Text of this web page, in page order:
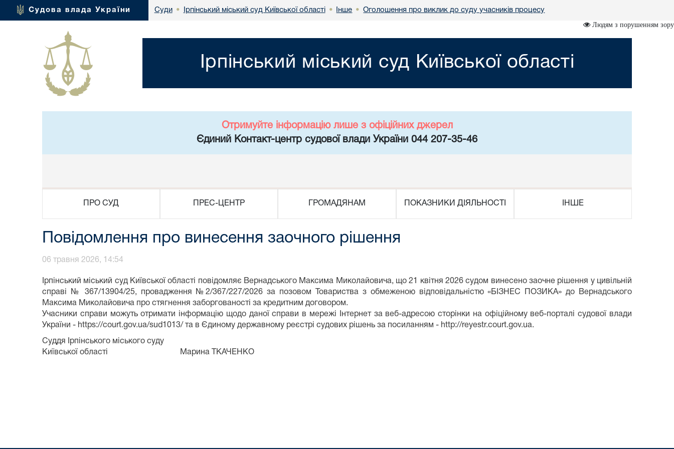
Судова влада України Суди • Ірпінський міський суд Київської області • Інше • Оголошення про виклик до суду учасників процесу
Людям з порушенням зору
Ірпінський міський суд Київської області
Отримуйте інформацію лише з офіційних джерел
Єдиний Контакт-центр судової влади України 044 207-35-46
ПРО СУД ПРЕС-ЦЕНТР ГРОМАДЯНАМ ПОКАЗНИКИ ДІЯЛЬНОСТІ ІНШЕ
Повідомлення про винесення заочного рішення
06 травня 2026, 14:54
Ірпінський міський суд Київської області повідомляє Вернадського Максима Миколайовича, що 21 квітня 2026 судом винесено заочне рішення у цивільній
справі № 367/13904/25, провадження №2/367/227/2026 за позовом Товариства з обмеженою відповідальністю «БІЗНЕС ПОЗИКА» до Вернадського
Максима Миколайовича про стягнення заборгованості за кредитним договором.
Учасники справи можуть отримати інформацію щодо даної справи в мережі Інтернет за веб-адресою сторінки на офіційному веб-порталі судової влади
України - https://court.gov.ua/sud1013/ та в Єдиному державному реєстрі судових рішень за посиланням - http://reyestr.court.gov.ua.
Суддя Ірпінського міського суду
Київської області Марина ТКАЧЕНКО